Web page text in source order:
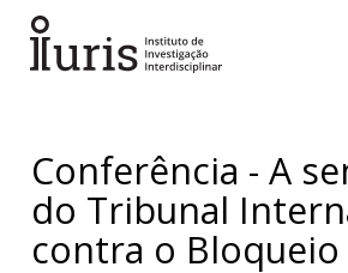
Conferência - A
do Tribunal
contra o Bloqueio